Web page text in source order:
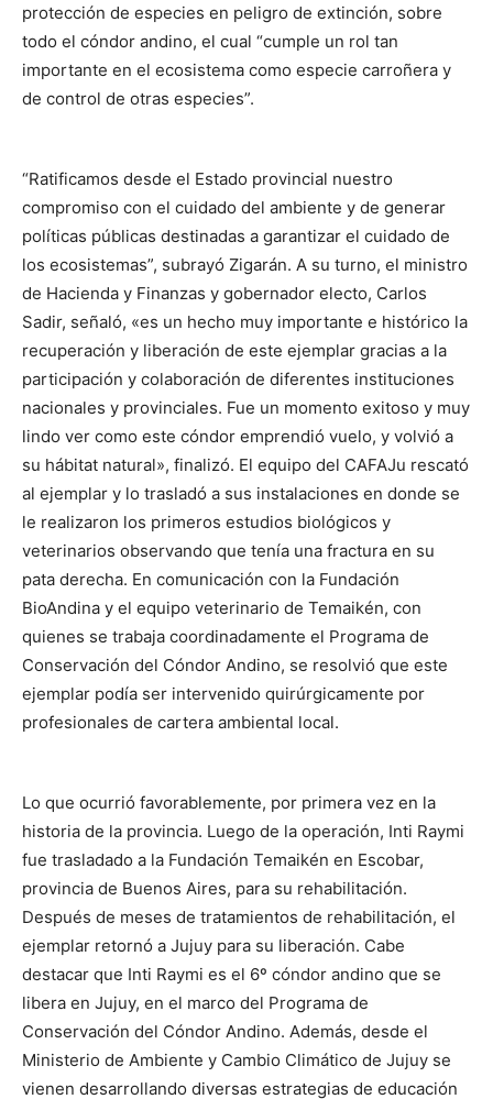
protección de especies en peligro de extinción, sobre
todo el cóndor andino, el cual “cumple un rol tan
importante en el ecosistema como especie carroñera y
de control de otras especies”.
“Ratificamos desde el Estado provincial nuestro
compromiso con el cuidado del ambiente y de generar
políticas públicas destinadas a garantizar el cuidado de
los ecosistemas”, subrayó Zigarán. A su turno, el ministro
de Hacienda y Finanzas y gobernador electo, Carlos
Sadir, señaló, «es un hecho muy importante e histórico la
recuperación y liberación de este ejemplar gracias a la
participación y colaboración de diferentes instituciones
nacionales y provinciales. Fue un momento exitoso y muy
lindo ver como este cóndor emprendió vuelo, y volvió a
su hábitat natural», finalizó. El equipo del CAFAJu rescató
al ejemplar y lo trasladó a sus instalaciones en donde se
le realizaron los primeros estudios biológicos y
veterinarios observando que tenía una fractura en su
pata derecha. En comunicación con la Fundación
BioAndina y el equipo veterinario de Temaikén, con
quienes se trabaja coordinadamente el Programa de
Conservación del Cóndor Andino, se resolvió que este
ejemplar podía ser intervenido quirúrgicamente por
profesionales de cartera ambiental local.
Lo que ocurrió favorablemente, por primera vez en la
historia de la provincia. Luego de la operación, Inti Raymi
fue trasladado a la Fundación Temaikén en Escobar,
provincia de Buenos Aires, para su rehabilitación.
Después de meses de tratamientos de rehabilitación, el
ejemplar retornó a Jujuy para su liberación. Cabe
destacar que Inti Raymi es el 6º cóndor andino que se
libera en Jujuy, en el marco del Programa de
Conservación del Cóndor Andino. Además, desde el
Ministerio de Ambiente y Cambio Climático de Jujuy se
vienen desarrollando diversas estrategias de educación